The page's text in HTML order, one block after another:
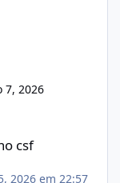
7, 2026
csf
2026 em 22:57